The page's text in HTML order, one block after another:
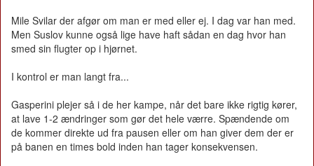
Mile Svilar der afgør om man er med eller ej. I dag var han med.
Men Suslov kunne også lige have haft sådan en dag hvor han
smed sin flugter op i hjørnet.
I kontrol er man langt fra...
Gasperini plejer så i de her kampe, når det bare ikke rigtig kører,
at lave 1-2 ændringer som gør det hele værre. Spændende om
de kommer direkte ud fra pausen eller om han giver dem der er
på banen en times bold inden han tager konsekvensen.